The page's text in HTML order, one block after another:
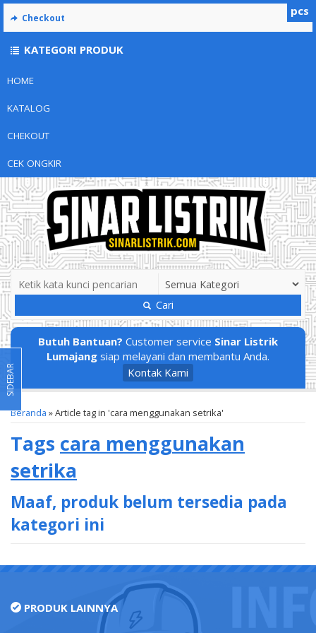
HOME
KATALOG
CHEKOUT
CEK ONGKIR
Cari
Butuh Bantuan? Customer service Sinar Listrik
Lumajang siap melayani dan membantu Anda.
Kontak Kami
Beranda »Article tag in 'cara menggunakan setrika'
Tags cara menggunakan
setrika
Maaf, produk belum tersedia pada
kategori ini
pcs
Checkout
KATEGORI PRODUK
SIDEBAR
PRODUK LAINNYA